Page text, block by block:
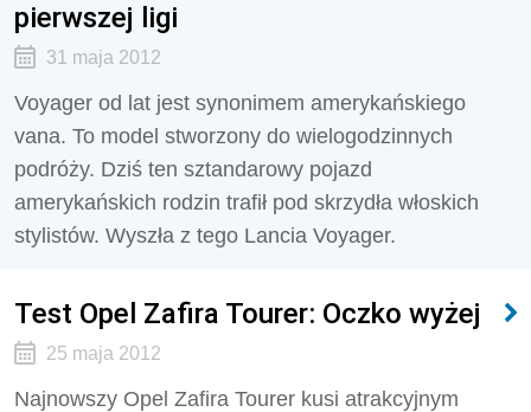
pierwszej ligi
31 maja 2012
Voyager od lat jest synonimem amerykańskiego
vana. To model stworzony do wielogodzinnych
podróży. Dziś ten sztandarowy pojazd
amerykańskich rodzin trafił pod skrzydła włoskich
stylistów. Wyszła z tego Lancia Voyager.
Test Opel Zafira Tourer: Oczko wyżej
25 maja 2012
Najnowszy Opel Zafira Tourer kusi atrakcyjnym